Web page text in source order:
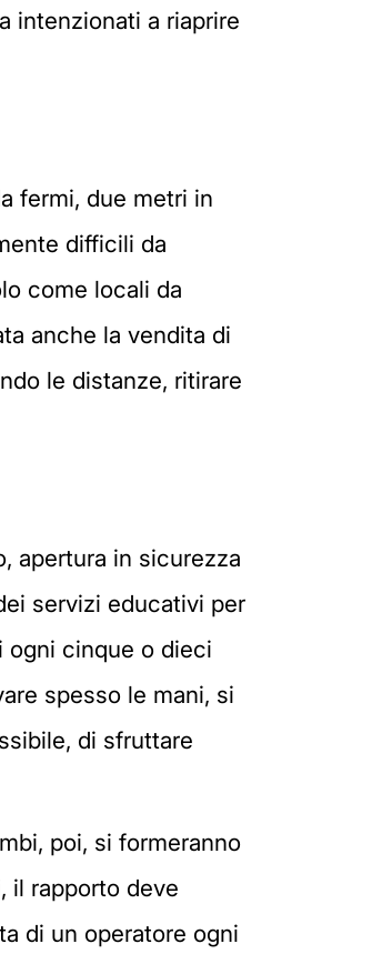
intenzionati a riaprire
fermi, due metri in
difficili da
come locali da
anche la vendita di
le distanze, ritirare
apertura in sicurezza
servizi educativi per
ogni cinque o dieci
spesso le mani, si
di sfruttare
poi, si formeranno
il rapporto deve
di un operatore ogni